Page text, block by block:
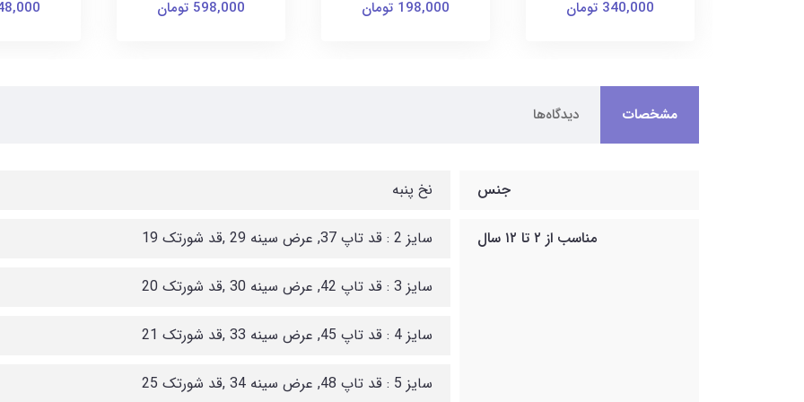
340,000 تومان 198,000 تومان 598,000 تومان 448,000
مشخصات دیدگاه‌ها
جنس نخ پنبه
مناسب از ۲ تا ۱۲ سال سایز 2 : قد تاپ 37, عرض سینه 29 ,قد شورتک 19
سایز 3 : قد تاپ 42, عرض سینه 30 ,قد شورتک 20
سایز 4 : قد تاپ 45, عرض سینه 33 ,قد شورتک 21
سایز 5 : قد تاپ 48, عرض سینه 34 ,قد شورتک 25